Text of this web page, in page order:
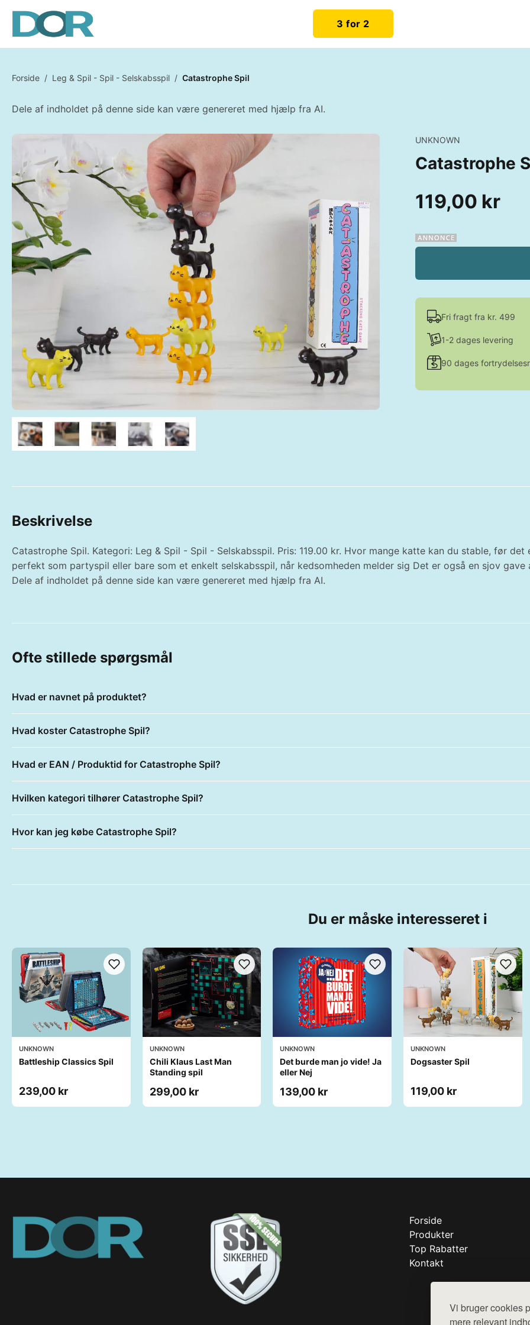
Vi bruger cookies
mere relevant
3 for 2
Forside / Leg & Spil - Spil - Selskabsspil / Catastrophe Spil
Dele af indholdet på denne side kan være genereret med hjælp fra AI.
UNKNOWN
Catastrophe
119,00 kr
Fri fragt fra kr. 499
1-2 dages levering
90 dages
Beskrivelse
Catastrophe Spil. Kategori: Leg & Spil - Spil - Selskabsspil. Pris: 119.00 kr. Hvor mange katte kan du stable, før
perfekt som partyspil eller bare som et enkelt selskabsspil, når kedsomheden melder sig Det er også en sjov
Dele af indholdet på denne side kan være genereret med hjælp fra AI.
Ofte stillede spørgsmål
Hvad er navnet på produktet?
Hvad koster Catastrophe Spil?
Hvad er EAN / Produktid for Catastrophe Spil?
Hvilken kategori tilhører Catastrophe Spil?
Hvor kan jeg købe Catastrophe Spil?
Du er måske interesseret i
UNKNOWN
Battleship Classics Spil
239,00 kr
UNKNOWN
Chili Klaus Last Man
Standing spil
299,00 kr
UNKNOWN
Det burde man jo vide! Ja
eller Nej
139,00 kr
UNKNOWN
Dogsaster Spil
119,00 kr
Forside
Produkter
Top Rabatter
Kontakt